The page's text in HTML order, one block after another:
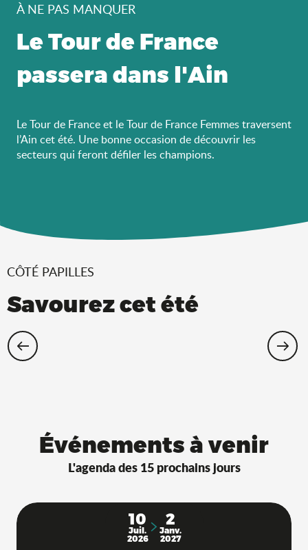
À NE PAS MANQUER
Le Tour de France
passera dans l'Ain
Le Tour de France et le Tour de France Femmes traversent
l’Ain cet été. Une bonne occasion de découvrir les
secteurs qui feront défiler les champions.
CÔTÉ PAPILLES
Savourez cet été
terrasse à l’ombre !
Événements à venir
L'agenda des 15 prochains jours
10
Juil.
2026
2
Janv.
2027